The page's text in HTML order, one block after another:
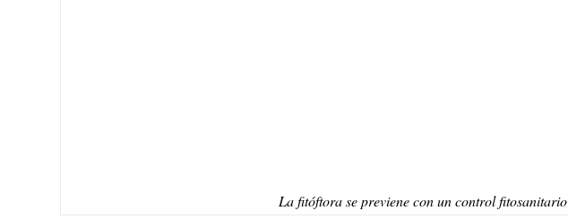
La fitóftora se previene con un control fitosanitario